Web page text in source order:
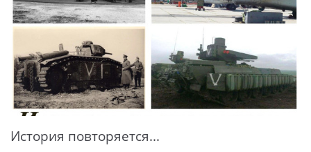
История повторяется...